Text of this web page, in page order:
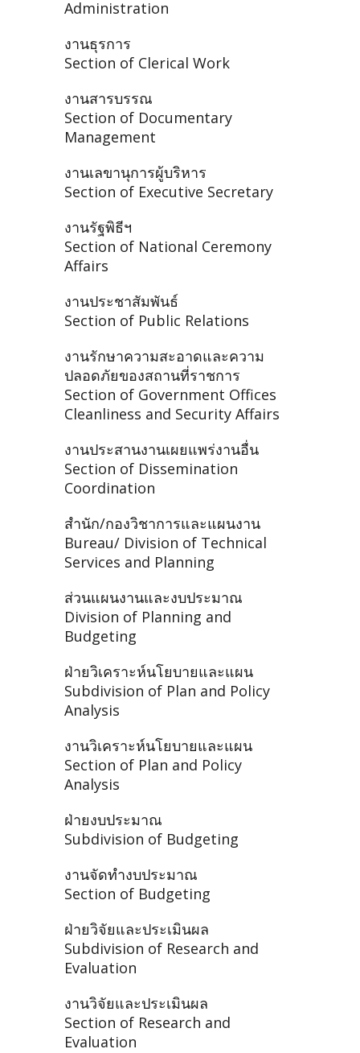
Administration
งานธุรการ
Section of Clerical Work
งานสารบรรณ
Section of Documentary
Management
งานเลขานุการผู้บริหาร
Section of Executive Secretary
งานรัฐพิธีฯ
Section of National Ceremony
Affairs
งานประชาสัมพันธ์
Section of Public Relations
งานรักษาความสะอาดและความ
ปลอดภัยของสถานที่ราชการ
Section of Government Offices
Cleanliness and Security Affairs
งานประสานงานเผยแพร่งานอื่น
Section of Dissemination
Coordination
สำนัก/กองวิชาการและแผนงาน
Bureau/ Division of Technical
Services and Planning
ส่วนแผนงานและงบประมาณ
Division of Planning and
Budgeting
ฝ่ายวิเคราะห์นโยบายและแผน
Subdivision of Plan and Policy
Analysis
งานวิเคราะห์นโยบายและแผน
Section of Plan and Policy
Analysis
ฝ่ายงบประมาณ
Subdivision of Budgeting
งานจัดทำงบประมาณ
Section of Budgeting
ฝ่ายวิจัยและประเมินผล
Subdivision of Research and
Evaluation
งานวิจัยและประเมินผล
Section of Research and
Evaluation